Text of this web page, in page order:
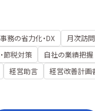
務の省力化・DX 月次訪問
節税対策 自社の業績把握
経営助言
経営改善計画